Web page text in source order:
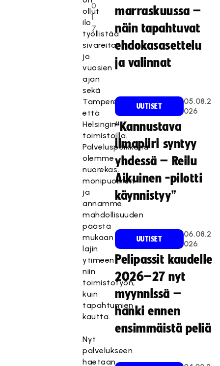
0
1
7
ollut
ilo
työllistää
sivareita
jo
vuosien
ajan
sekä
Tampereen,
että
Helsingin
toimistoilla.
Palveluspaikkana
olemme
nuorekas,
monipuolinen
ja
annamme
mahdollisuuden
päästä
mukaan
lajin
ytimeen
niin
toimistotyön,
kuin
tapahtumien
kautta.
Nyt
palvelukseen
haetaan
marraskuussa –
näin tapahtuvat
ehdokasasettelu
ja valinnat
UUTISET
05.08.2
026
“Kannustava
ilmapiiri syntyy
yhdessä – Reilu
Aikuinen -pilotti
käynnistyy”
UUTISET
06.08.2
026
Pelipassit kaudelle
2026–27 nyt
myynnissä –
hanki ennen
ensimmäistä peliä